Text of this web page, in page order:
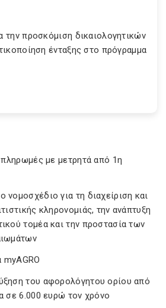
πληρωμές με μετρητά από 1η
για τη διαχείριση και
κληρονομιάς, την ανάπτυξη
τομέα και την προστασία των
του αφορολόγητου ορίου από
σε 6.000 ευρώ τον χρόνο
την προσκόμιση δικαιολογητικών
ένταξης στο πρόγραμμα